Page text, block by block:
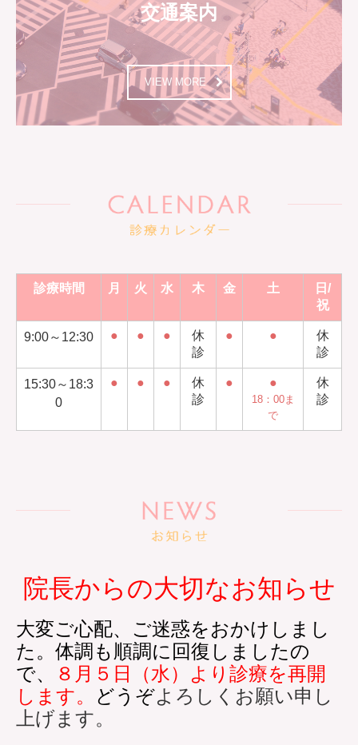
交通案内
VIEW MORE
診療時間 月 火 水 木 金 土
日/
祝
9:00～12:30 ● ● ●
休
診
● ●
休
診
15:30～18:3
0
● ● ●
休
診
● ●
18：00ま
で
休
診
院長からの大切なお知らせ
大変ご心配、ご迷惑をおかけしまし
た。体調も順調に回復しましたの
で、
８月５日（水）より診療を再開
します。
どうぞよろしくお願い申し
上げます。